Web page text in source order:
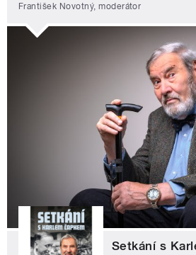
František Novotný, moderátor
Setkání s